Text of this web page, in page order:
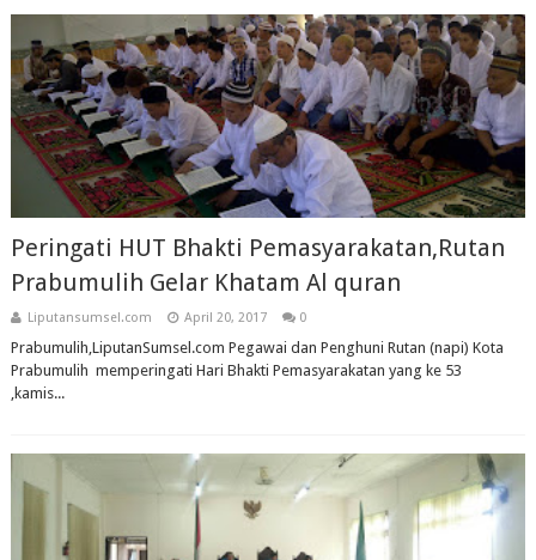
Peringati HUT Bhakti Pemasyarakatan,Rutan
Prabumulih Gelar Khatam Al quran
Liputansumsel.com April 20, 2017 0
Prabumulih,LiputanSumsel.com Pegawai dan Penghuni Rutan (napi) Kota
Prabumulih memperingati Hari Bhakti Pemasyarakatan yang ke 53
,kamis...